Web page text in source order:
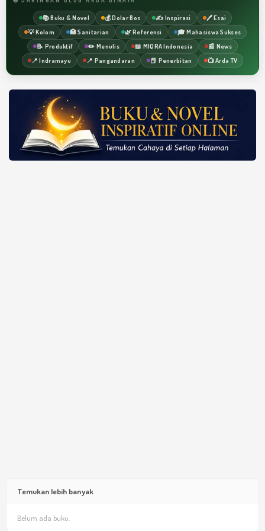
📚 Buku & Novel 💰 Dolar Bos ✍️ Inspirasi
🖊️ Esai
💡 Kolom
🏥 Sanitarian 🌿 Referensi
🎓 Mahasiswa Sukses
📝 Produktif
✏️ Menulis 📖 MIQRA Indonesia
📰 News
📍 Indramayu
📍 Pangandaran 📕 Penerbitan 📺 Arda TV
Temukan lebih banyak
Belum ada buku.